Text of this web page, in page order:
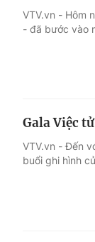
VTV.vn - Hôm
- đã bước vào
Gala Việc
VTV.vn - Đến
buổi ghi hình